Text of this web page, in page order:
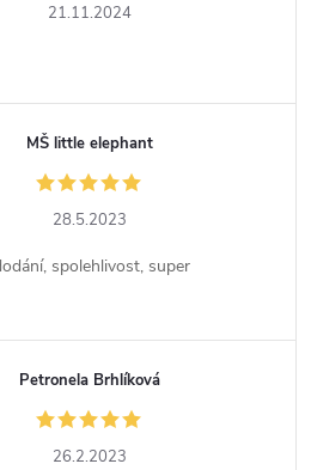
21.11.2024
MŠ little elephant
28.5.2023
spolehlivost, super
Petronela Brhlíková
26.2.2023